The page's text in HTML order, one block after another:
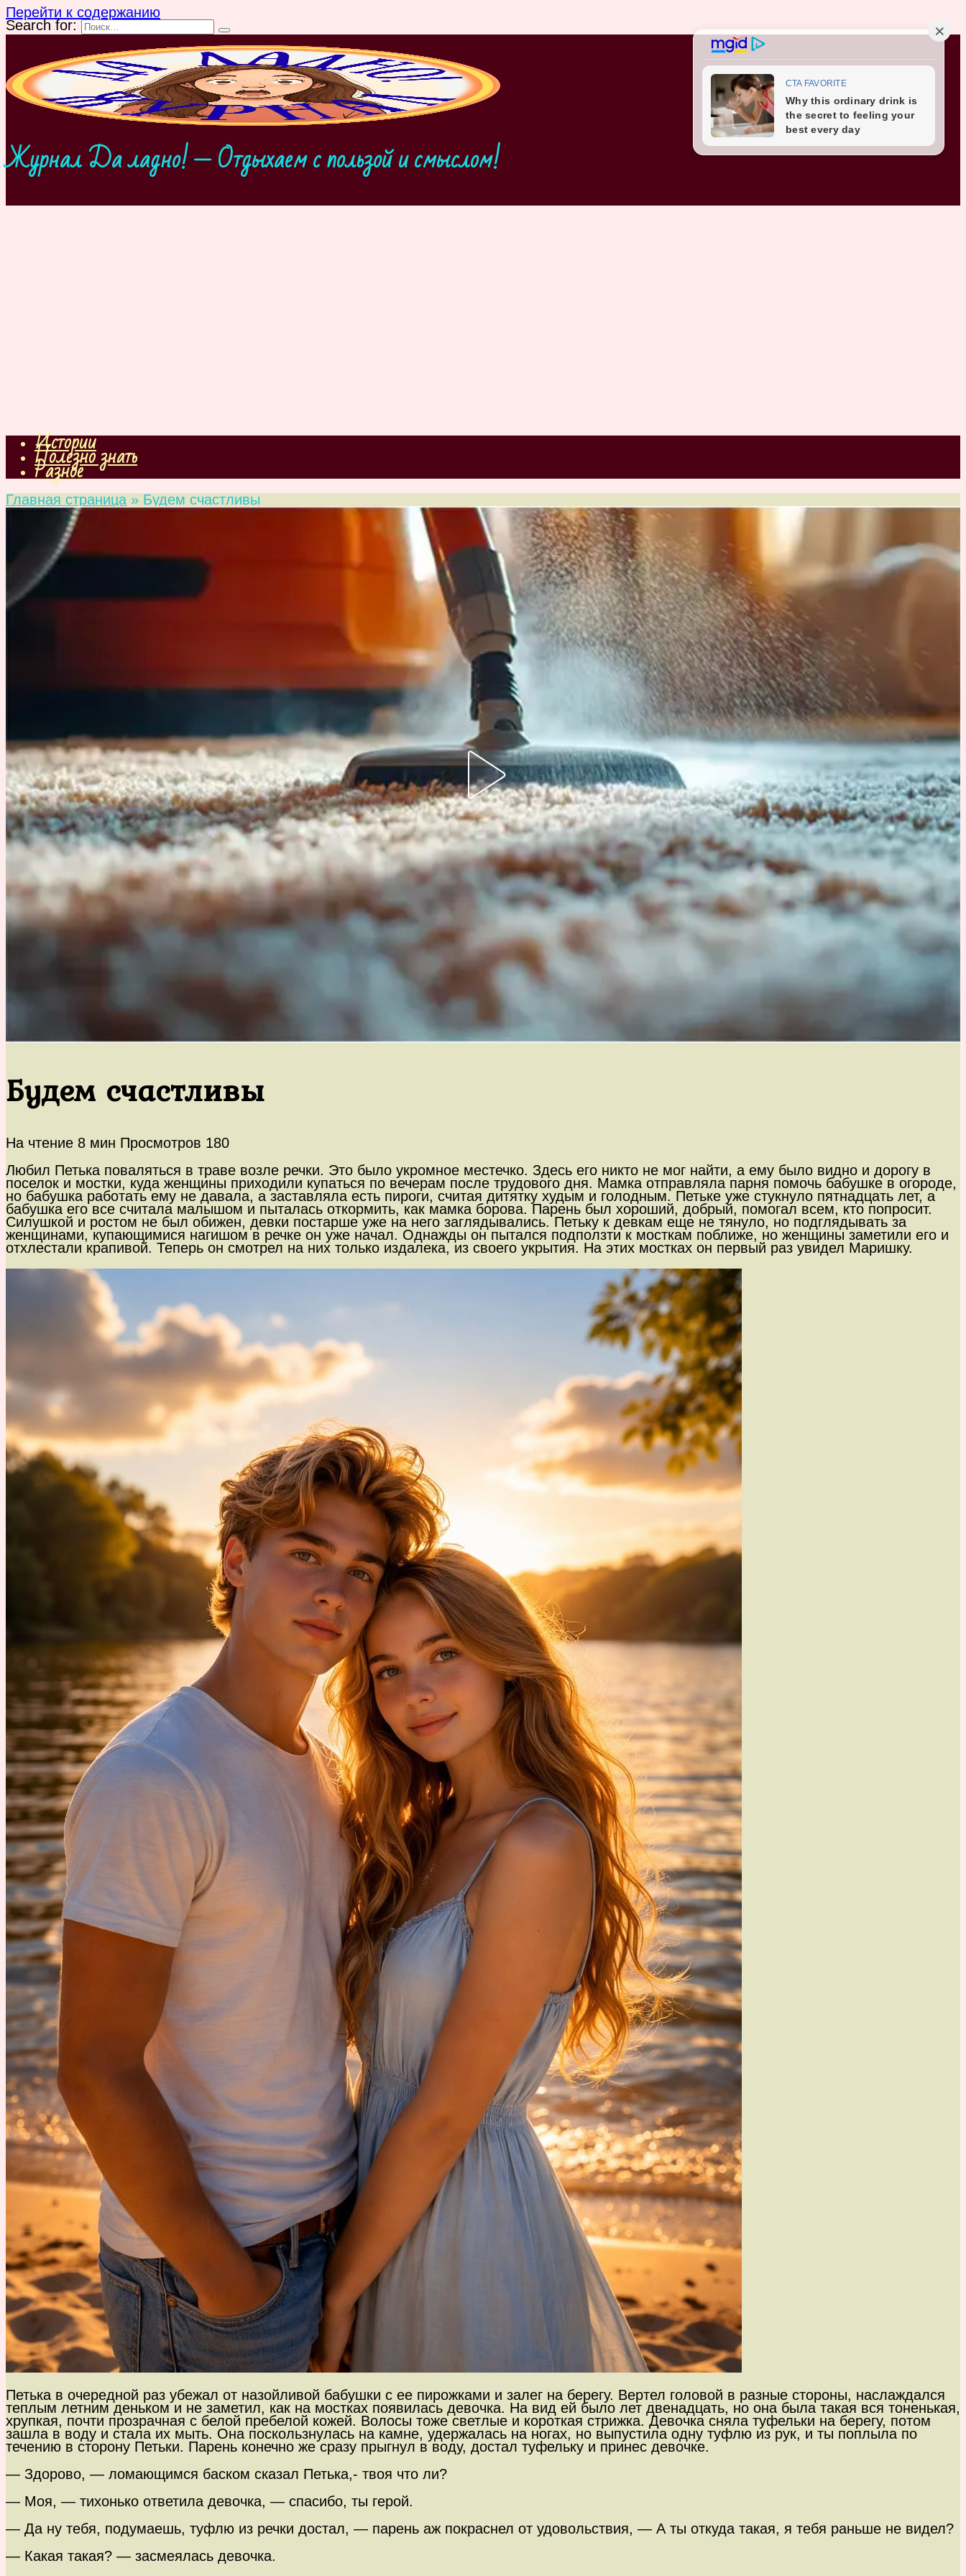
Перейти к содержанию
Search for:
Журнал Да ладно! — Отдыхаем с пользой и смыслом!
Истории
Полезно знать
Разное
Главная страница » Будем счастливы
Будем счастливы
На чтение 8 мин Просмотров 180
Любил Петька поваляться в траве возле речки. Это было укромное местечко. Здесь его никто не мог найти, а ему было видно и дорогу в
поселок и мостки, куда женщины приходили купаться по вечерам после трудового дня. Мамка отправляла парня помочь бабушке в огороде,
но бабушка работать ему не давала, а заставляла есть пироги, считая дитятку худым и голодным. Петьке уже стукнуло пятнадцать лет, а
бабушка его все считала малышом и пыталась откормить, как мамка борова. Парень был хороший, добрый, помогал всем, кто попросит.
Силушкой и ростом не был обижен, девки постарше уже на него заглядывались. Петьку к девкам еще не тянуло, но подглядывать за
женщинами, купающимися нагишом в речке он уже начал. Однажды он пытался подползти к мосткам поближе, но женщины заметили его и
отхлестали крапивой. Теперь он смотрел на них только издалека, из своего укрытия. На этих мостках он первый раз увидел Маришку.
Петька в очередной раз убежал от назойливой бабушки с ее пирожками и залег на берегу. Вертел головой в разные стороны, наслаждался
теплым летним деньком и не заметил, как на мостках появилась девочка. На вид ей было лет двенадцать, но она была такая вся тоненькая,
хрупкая, почти прозрачная с белой пребелой кожей. Волосы тоже светлые и короткая стрижка. Девочка сняла туфельки на берегу, потом
зашла в воду и стала их мыть. Она поскользнулась на камне, удержалась на ногах, но выпустила одну туфлю из рук, и ты поплыла по
течению в сторону Петьки. Парень конечно же сразу прыгнул в воду, достал туфельку и принес девочке.
— Здорово, — ломающимся баском сказал Петька,- твоя что ли?
— Моя, — тихонько ответила девочка, — спасибо, ты герой.
— Да ну тебя, подумаешь, туфлю из речки достал, — парень аж покраснел от удовольствия, — А ты откуда такая, я тебя раньше не видел?
— Какая такая? — засмеялась девочка.